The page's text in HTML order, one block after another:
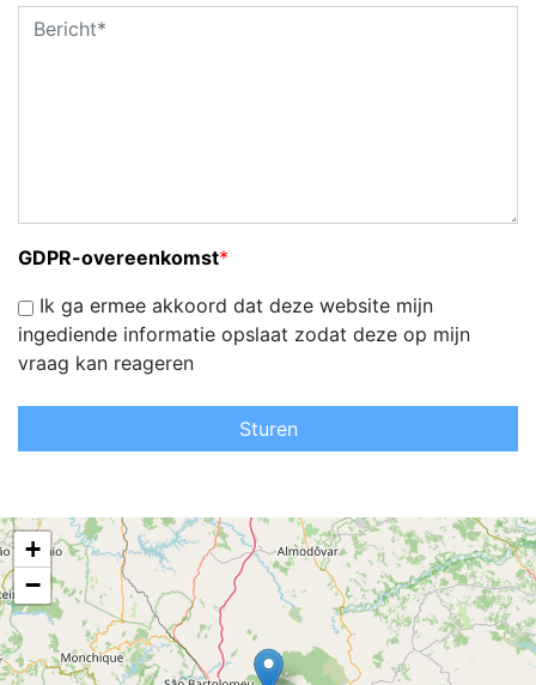
GDPR-overeenkomst*
Ik ga ermee akkoord dat deze website mijn
ingediende informatie opslaat zodat deze op mijn
vraag kan reageren
Sturen
+
−